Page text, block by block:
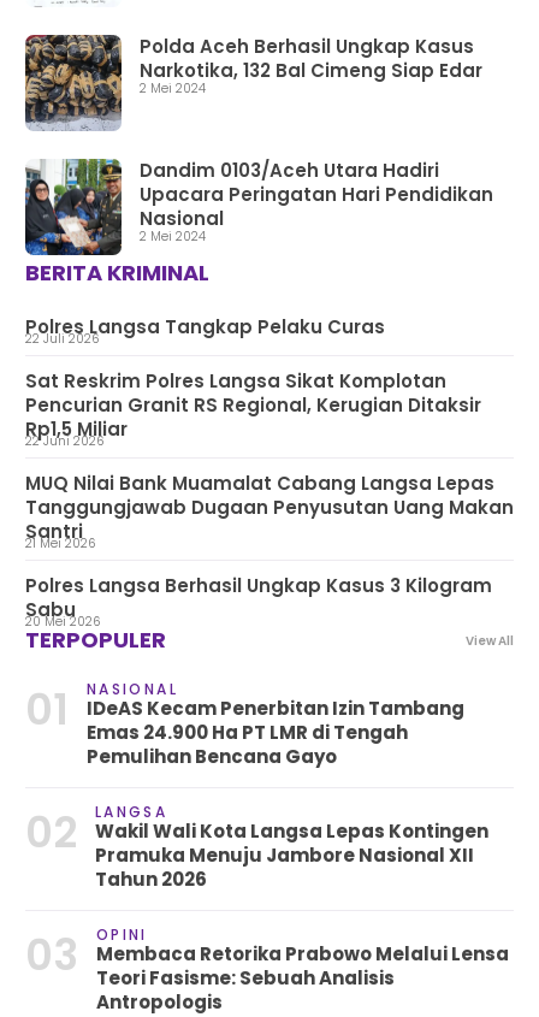
Polda Aceh Berhasil Ungkap Kasus
Narkotika, 132 Bal Cimeng Siap Edar
2 Mei 2024
Dandim 0103/Aceh Utara Hadiri
Upacara Peringatan Hari Pendidikan
Nasional
2 Mei 2024
BERITA KRIMINAL
Polres Langsa Tangkap Pelaku Curas
22 Juli 2026
Sat Reskrim Polres Langsa Sikat Komplotan
Pencurian Granit RS Regional, Kerugian Ditaksir
Rp1,5 Miliar
22 Juni 2026
MUQ Nilai Bank Muamalat Cabang Langsa Lepas
Tanggungjawab Dugaan Penyusutan Uang Makan
Santri
21 Mei 2026
Polres Langsa Berhasil Ungkap Kasus 3 Kilogram
Sabu20 Mei 2026
TERPOPULER View All
01 NASIONAL
IDeAS Kecam Penerbitan Izin Tambang
Emas 24.900 Ha PT LMR di Tengah
Pemulihan Bencana Gayo
02 LANGSA
Wakil Wali Kota Langsa Lepas Kontingen
Pramuka Menuju Jambore Nasional XII
Tahun 2026
03 OPINI
Membaca Retorika Prabowo Melalui Lensa
Teori Fasisme: Sebuah Analisis
Antropologis